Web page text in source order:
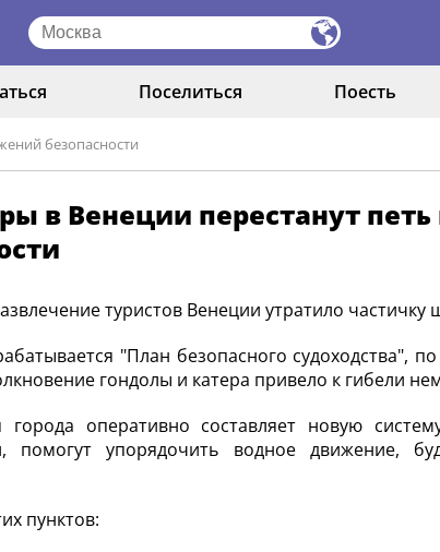
Поселиться Поесть
безопасности
в Венеции перестанут
туристов Венеции утратило частичку
"План безопасного судоходства",
гондолы и катера привело к гибели
города оперативно составляет новую
помогут упорядочить водное движение,
пунктов: